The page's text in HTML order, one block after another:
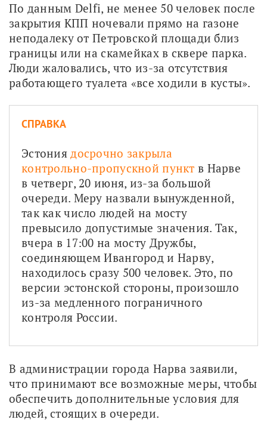
По данным Delfi, не менее 50 человек после
закрытия КПП ночевали прямо на газоне
неподалеку от Петровской площади близ
границы или на скамейках в сквере парка.
Люди жаловались, что из-за отсутствия
работающего туалета «все ходили в кусты».
СПРАВКА
Эстония досрочно закрыла
контрольно-пропускной пункт в Нарве
в четверг, 20 июня, из-за большой
очереди. Меру назвали вынужденной,
так как число людей на мосту
превысило допустимые значения. Так,
вчера в 17:00 на мосту Дружбы,
соединяющем Ивангород и Нарву,
находилось сразу 500 человек. Это, по
версии эстонской стороны, произошло
из-за медленного пограничного
контроля России.
В администрации города Нарва заявили,
что принимают все возможные меры, чтобы
обеспечить дополнительные условия для
людей, стоящих в очереди.